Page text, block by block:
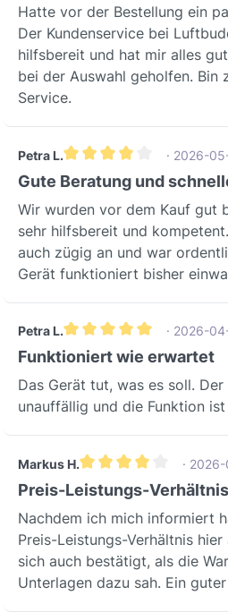
779G3Frequenzband
868,6 MHzSichere und
Funkfrequenz (< 25
KunststoffStabil und
te (Rohr)160
Rohrlänge500
mmMax.
Außenwandbefestigung
Wetterhaube)212
Innenwandbefestigung
Abdeckhaube)233
Außenwandbefestigung
Wetterhaube)212
Innenwandbefestigung
Wetterhaube)250
Außenwandbefestigung
Wetterhaube)54
Innenwandbefestigung
Abdeckhaube)42
Hatte vor der Bestellung ein
Der Kundenservice bei
hilfsbereit und hat mir alles
bei der Auswahl geholfen. Bin
Service.
Petra L.
Durchschnittliche
· 2026-
Gute Beratung und
Wir wurden vor dem Kauf gut
sehr hilfsbereit und
auch zügig an und war
Gerät funktioniert bisher
Petra L.
Durchschnittliche
· 2026-
Funktioniert wie erwartet
Das Gerät tut, was es soll.
unauffällig und die Funktion
Markus H.
Durchschnittliche
·
Preis-Leistungs-
Nachdem ich mich informiert
Preis-Leistungs-Verhältnis
sich auch bestätigt, als die
Unterlagen dazu sah. Ein